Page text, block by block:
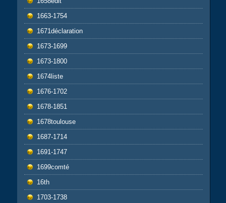
1663-1754
1671déclaration
1673-1699
1673-1800
1674liste
1676-1702
1678-1851
1678toulouse
1687-1714
1691-1747
1699comté
16th
1703-1738